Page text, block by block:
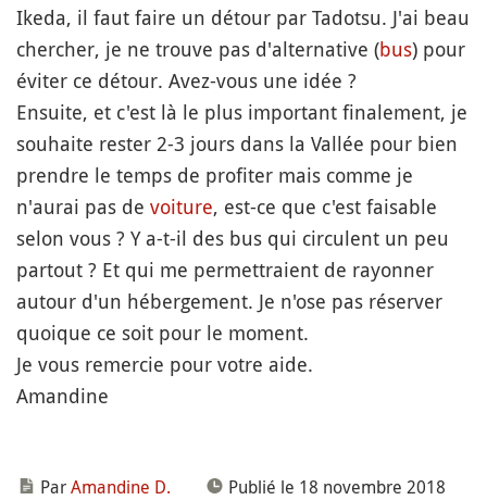
Ikeda, il faut faire un détour par Tadotsu. J'ai beau
chercher, je ne trouve pas d'alternative (bus) pour
éviter ce détour. Avez-vous une idée ?
Ensuite, et c'est là le plus important finalement, je
souhaite rester 2-3 jours dans la Vallée pour bien
prendre le temps de profiter mais comme je
n'aurai pas de voiture, est-ce que c'est faisable
selon vous ? Y a-t-il des bus qui circulent un peu
partout ? Et qui me permettraient de rayonner
autour d'un hébergement. Je n'ose pas réserver
quoique ce soit pour le moment.
Je vous remercie pour votre aide.
Amandine
ParAmandine D.
Publié le 18 novembre 2018